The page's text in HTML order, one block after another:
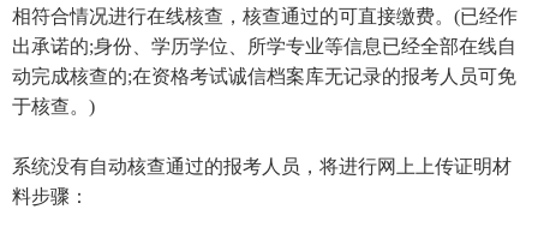
相符合情况进行在线核查，核查通过的可直接缴费。(已经作
出承诺的;身份、学历学位、所学专业等信息已经全部在线自
动完成核查的;在资格考试诚信档案库无记录的报考人员可免
于核查。)
系统没有自动核查通过的报考人员，将进行网上上传证明材
料步骤：